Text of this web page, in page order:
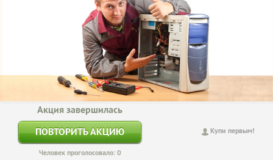
Купи первым!
Акция завершилась
ПОВТОРИТЬ АКЦИЮ
Человек проголосовало: 0